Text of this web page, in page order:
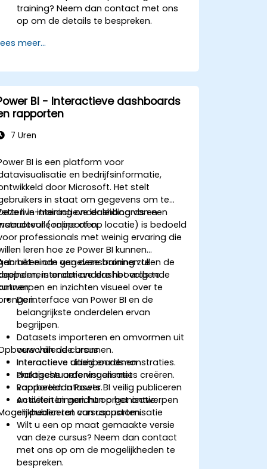
training? Neem dan contact met ons
op om de details te bespreken.
meer...
BI - Interactieve dashboards
rapporten
7 Uren
BI is een platform voor
en bedrijfsinformatie,
door Microsoft. Het stelt
in staat om gegevens om te
in interactieve dashboards en
rapporten.
live-training onder leiding van een
(online of op locatie) is bedoeld
professionals met weinig ervaring die
leren hoe ze Power BI kunnen
om gegevensbronnen te
interactieve dashboards te
en inzichten visueel over te
het einde van deze training zullen de
onder andere het volgende
De interface van Power BI en de
belangrijkste onderdelen ervan
begrijpen.
Datasets importeren en omvormen uit
verschillende bronnen.
Interactieve dashboards en
datagestuurde visualisaties creëren.
Rapporten in Power BI veilig publiceren
en delen binnen hun organisatie.
van de cursus
Interactieve uitleg en demonstraties.
Praktische oefeningen met
voorbeelddatasets.
Activiteiten gericht op het ontwerpen
en publiceren van rapporten.
tot cursuscustomisatie
Wilt u een op maat gemaakte versie
van deze cursus? Neem dan contact
met ons op om de mogelijkheden te
bespreken.